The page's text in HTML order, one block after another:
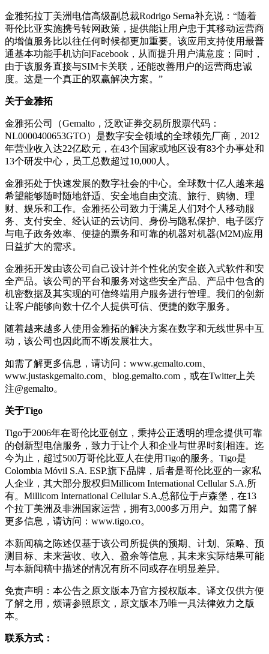
金雅拓拉丁美洲电信高级副总裁Rodrigo Serna补充说：“随着
哥伦比亚实施携号转网政策，提供能让用户忠于其移动运营商
的增值服务比以往任何时候都更加重要。该应用支持使用最普
通基本功能手机访问Facebook，从而提升用户满意度；同时，
由于该服务直接与SIM卡关联，还能改善用户的运营商忠诚
度。这是一个真正的双赢解决方案。”
关于金雅拓
金雅拓公司（Gemalto，泛欧证券交易所股票代码：
NL0000400653GTO）是数字安全领域的全球领先厂商，2012
年营业收入达22亿欧元，在43个国家或地区设有83个办事处和
13个研发中心，员工总数超过10,000人。
金雅拓处于快速发展的数字社会的中心。全球数十亿人越来越
希望能够随时随地舒适、安全地自由交流、旅行、购物、理
财、娱乐和工作。金雅拓公司致力于满足人们对个人移动服
务、支付安全、经认证的云访问、身份与隐私保护、电子医疗
与电子政务效率、便捷的票务和可靠的机器对机器(M2M)应用
日益扩大的需求。
金雅拓开发由该公司自己设计并个性化的安全嵌入式软件和安
全产品。该公司的平台和服务对这些安全产品、产品中包含的
机密数据及其实现的可信终端用户服务进行管理。我们的创新
让客户能够向数十亿个人提供可信、便捷的数字服务。
随着越来越多人使用金雅拓的解决方案在数字和无线世界中互
动，该公司也因此而不断发展壮大。
如需了解更多信息，请访问：www.gemalto.com、
www.justaskgemalto.com、blog.gemalto.com，或在Twitter上关
注@gemalto。
关于Tigo
Tigo于2006年在哥伦比亚创立，秉持公正透明的理念提供可靠
的创新型电信服务，致力于让个人和企业与世界时刻相连。迄
今为止，超过500万哥伦比亚人在使用Tigo的服务。Tigo是
Colombia Móvil S.A. ESP.旗下品牌，后者是哥伦比亚的一家私
人企业，其大部分股权归Millicom International Cellular S.A.所
有。Millicom International Cellular S.A.总部位于卢森堡，在13
个拉丁美洲及非洲国家运营，拥有3,000多万用户。如需了解
更多信息，请访问：www.tigo.co。
本新闻稿之陈述仅基于该公司所提供的预期、计划、策略、预
测目标、未来营收、收入、盈余等信息，其未来实际结果可能
与本新闻稿中描述的情况有所不同或存在明显差异。
免责声明：本公告之原文版本乃官方授权版本。译文仅供方便
了解之用，烦请参照原文，原文版本乃唯一具法律效力之版
本。
联系方式：